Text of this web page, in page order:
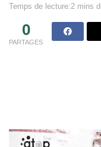
Temps de lecture:2 mins
0
PARTAGES